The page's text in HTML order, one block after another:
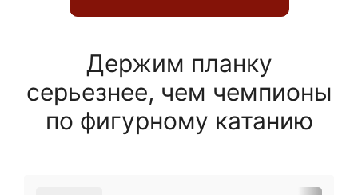
Держим планку
серьезнее, чем чемпионы
по фигурному катанию